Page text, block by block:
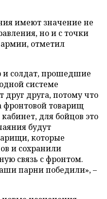
имеют значение не
но и с точки
армии, отметил
и солдат, прошедшие
системе
друга, потому что
товарищ
для бойцов это
будут
которые
и сохранили
связь с фронтом.
парни победили», –